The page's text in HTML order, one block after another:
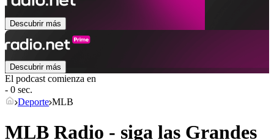
Descubrir más
Descubrir más
El podcast comienza en
- 0 sec.
Deporte MLB
MLB Radio - siga las Grandes